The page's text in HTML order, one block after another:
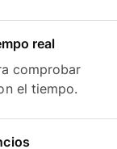
real
comprobar
el tiempo.